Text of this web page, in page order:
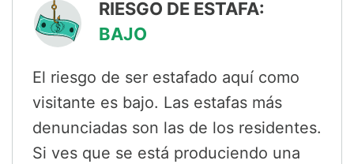
RIESGO DE ESTAFA:
BAJO
El riesgo de ser estafado aquí como
visitante es bajo. Las estafas más
denunciadas son las de los residentes.
Si ves que se está produciendo una